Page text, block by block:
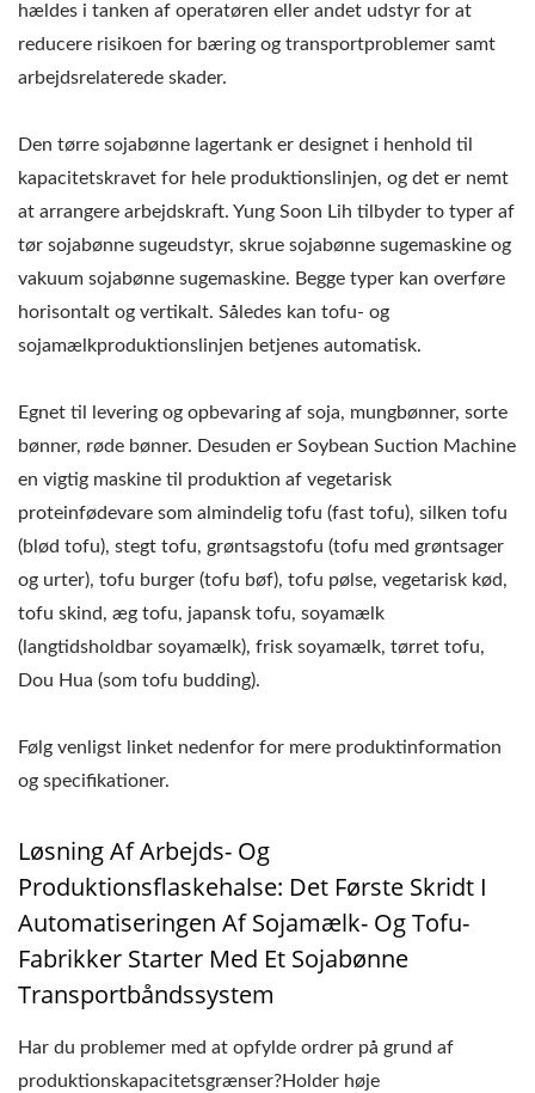
hældes i tanken af operatøren eller andet udstyr for at
reducere risikoen for bæring og transportproblemer samt
arbejdsrelaterede skader.
Den tørre sojabønne lagertank er designet i henhold til
kapacitetskravet for hele produktionslinjen, og det er nemt
at arrangere arbejdskraft. Yung Soon Lih tilbyder to typer af
tør sojabønne sugeudstyr, skrue sojabønne sugemaskine og
vakuum sojabønne sugemaskine. Begge typer kan overføre
horisontalt og vertikalt. Således kan tofu- og
sojamælkproduktionslinjen betjenes automatisk.
Egnet til levering og opbevaring af soja, mungbønner, sorte
bønner, røde bønner. Desuden er Soybean Suction Machine
en vigtig maskine til produktion af vegetarisk
proteinfødevare som almindelig tofu (fast tofu), silken tofu
(blød tofu), stegt tofu, grøntsagstofu (tofu med grøntsager
og urter), tofu burger (tofu bøf), tofu pølse, vegetarisk kød,
tofu skind, æg tofu, japansk tofu, soyamælk
(langtidsholdbar soyamælk), frisk soyamælk, tørret tofu,
Dou Hua (som tofu budding).
Følg venligst linket nedenfor for mere produktinformation
og specifikationer.
Løsning Af Arbejds- Og
Produktionsflaskehalse: Det Første Skridt I
Automatiseringen Af Sojamælk- Og Tofu-
Fabrikker Starter Med Et Sojabønne
Transportbåndssystem
Har du problemer med at opfylde ordrer på grund af
produktionskapacitetsgrænser?Holder høje